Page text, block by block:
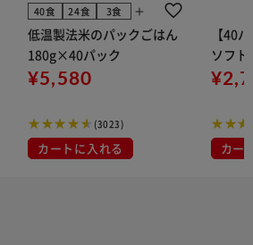
40食 24食 3食 add
低温製法米のパックごはん
180g×40パック
¥5,580
(3023)
カートに入れる
【40
ソフ
組) 5
カー